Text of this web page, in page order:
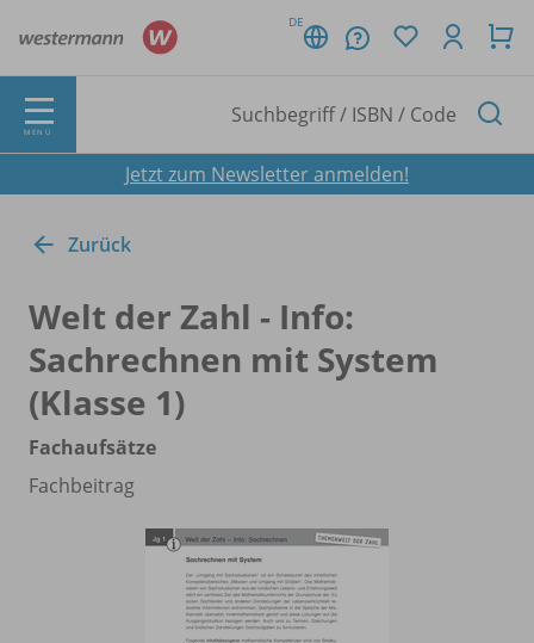
DE
MENÜ
Jetzt zum Newsletter anmelden!
Zurück
Welt der Zahl - Info:
Sachrechnen mit System
(Klasse 1)
Fachaufsätze
Fachbeitrag